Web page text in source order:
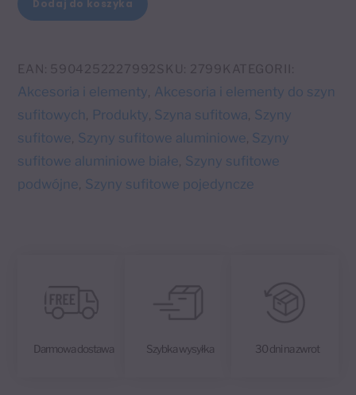
aluminiowa
WS
200
cm
Dodaj do koszyka
e
r
n
a
t
i
EAN: 5904252227992 SKU: 2799 KATEGORII:
Akcesoria i elementy, Akcesoria i elementy do szyn
sufitowych, Produkty, Szyna sufitowa, Szyny
sufitowe, Szyny sufitowe aluminiowe, Szyny
sufitowe aluminiowe białe, Szyny sufitowe
podwójne, Szyny sufitowe pojedyncze
Darmowa dostawa Szybka wysyłka 30 dni na zwrot